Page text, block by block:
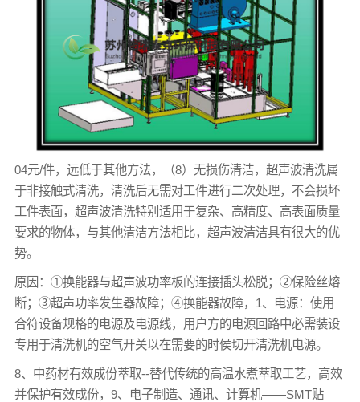
04元/件，远低于其他方法，（8）无损伤清洁，超声波清洗属
于非接触式清洗，清洗后无需对工件进行二次处理，不会损坏
工件表面，超声波清洗特别适用于复杂、高精度、高表面质量
要求的物体，与其他清洁方法相比，超声波清洁具有很大的优
势。
原因：①换能器与超声波功率板的连接插头松脱；②保险丝熔
断；③超声功率发生器故障；④换能器故障，1、电源：使用
合符设备规格的电源及电源线，用户方的电源回路中必需装设
专用于清洗机的空气开关以在需要的时侯切开清洗机电源。
8、中药材有效成份萃取--替代传统的高温水煮萃取工艺，高效
并保护有效成份，9、电子制造、通讯、计算机——SMT贴